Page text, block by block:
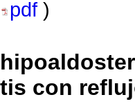
pdf )
con